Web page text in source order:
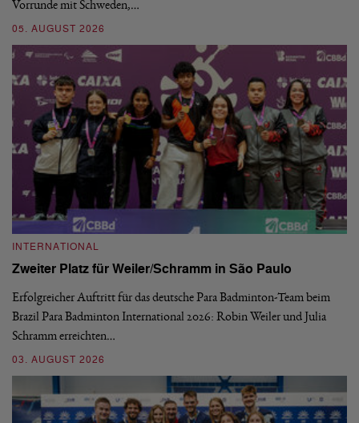
Vorrunde mit Schweden,…
05. AUGUST 2026
INTERNATIONAL
Zweiter Platz für Weiler/Schramm in São Paulo
Erfolgreicher Auftritt für das deutsche Para Badminton-Team beim
Brazil Para Badminton International 2026: Robin Weiler und Julia
Schramm erreichten…
03. AUGUST 2026